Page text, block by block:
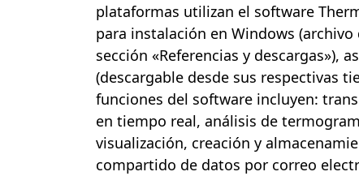
plataformas utilizan el software
para instalación en Windows
sección «Referencias y descargas»),
(descargable desde sus respectivas
funciones del software incluyen:
en tiempo real, análisis de
visualización, creación y
compartido de datos por correo